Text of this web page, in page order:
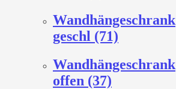
Wandhängeschrank
geschl (71)
Wandhängeschrank
offen (37)